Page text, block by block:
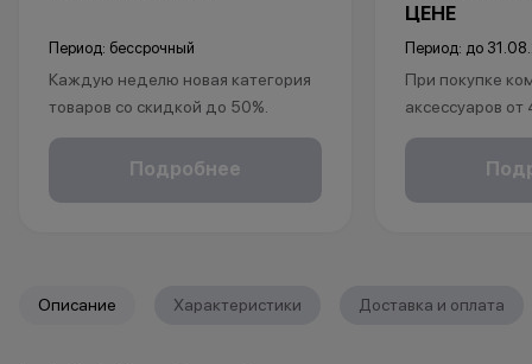
Период: бессрочный
Каждую неделю новая категория
товаров со скидкой до 50%.
*Акция действует по адресу г.Уфа,
ул.Революционная 66
характер.
Подробнее
ЦЕНЕ
Период: до
При покупке
аксессуаров
в подарок:
Описание Характеристики Доставка и оплата